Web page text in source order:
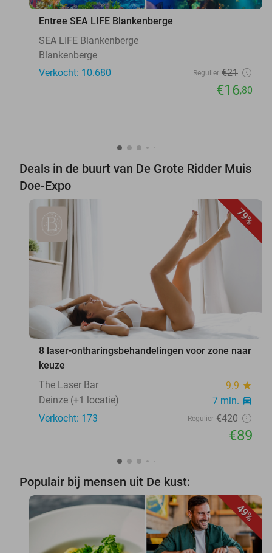
Entree SEA LIFE Blankenberge
SEA LIFE Blankenberge
Blankenberge
Verkocht: 10.680
Regulier €21
€16,80
Deals in de buurt van De Grote Ridder Muis
Doe-Expo
79%
8 laser-ontharingsbehandelingen voor zone naar
keuze
The Laser Bar
9.9 star
Deinze (+1 locatie) 7 min. directions_car
Verkocht: 173 Regulier €420
€89
Populair bij mensen uit De kust:
49%